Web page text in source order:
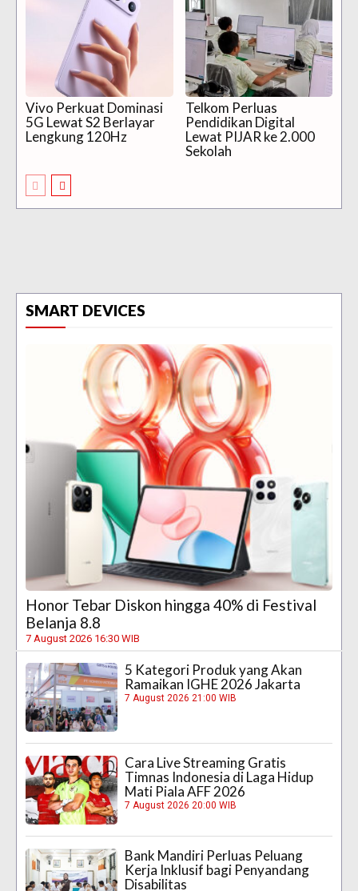
Vivo Perkuat Dominasi
5G Lewat S2 Berlayar
Lengkung 120Hz
Telkom Perluas
Pendidikan Digital
Lewat PIJAR ke 2.000
Sekolah
SMART DEVICES
Honor Tebar Diskon hingga 40% di Festival
Belanja 8.8
7 August 2026 16:30 WIB
5 Kategori Produk yang Akan
Ramaikan IGHE 2026 Jakarta
7 August 2026 21:00 WIB
Cara Live Streaming Gratis
Timnas Indonesia di Laga Hidup
Mati Piala AFF 2026
7 August 2026 20:00 WIB
Bank Mandiri Perluas Peluang
Kerja Inklusif bagi Penyandang
Disabilitas